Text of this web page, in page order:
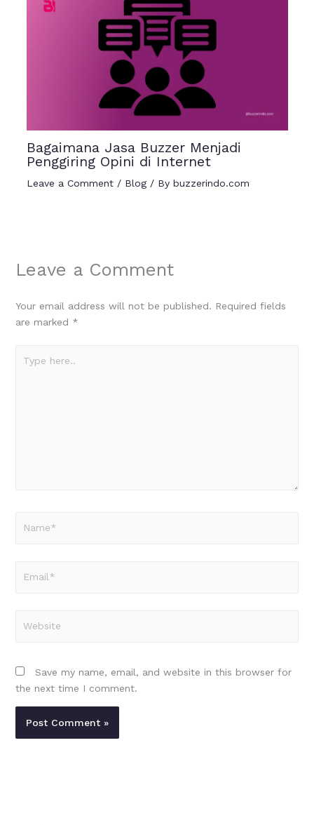
Bagaimana Jasa Buzzer Menjadi
Penggiring Opini di Internet
Leave a Comment / Blog/ By buzzerindo.com
Leave a Comment
Your email address will not be published. Required fields
are marked *
here..
Save my name, email, and website in this browser for
the next time I comment.